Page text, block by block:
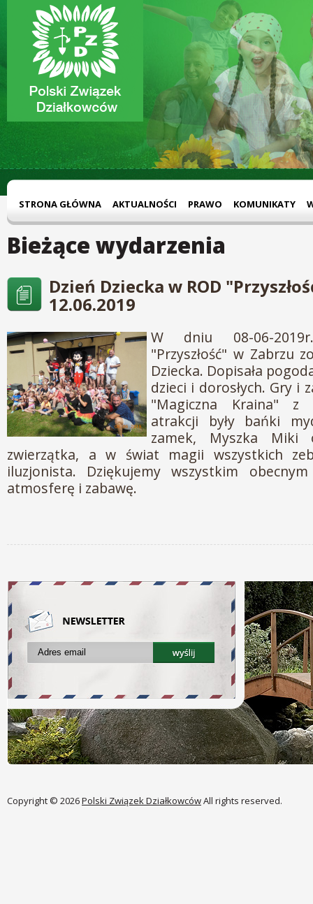
STRONA GŁÓWNA AKTUALNOŚCI PRAWO KOMUNIKATY
Bieżące wydarzenia
Dzień Dziecka w ROD
12.06.2019
W dniu 08-06-
"Przyszłość" w Zabrzu
Dziecka. Dopisała
dzieci i dorosłych. Gry i
"Magiczna Kraina" z
atrakcji były bańki
zamek, Myszka Miki
zwierzątka, a w świat magii wszystkich
iluzjonista. Dziękujemy wszystkim
atmosferę i zabawę.
Copyright © 2026Polski Związek DziałkowcówAll rights reserved.